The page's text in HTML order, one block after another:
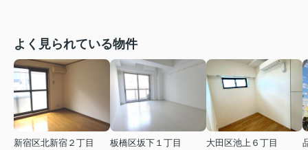
よく見られている物件
新宿区北新宿２丁目
板橋区坂下１丁目
大田区池上６丁目